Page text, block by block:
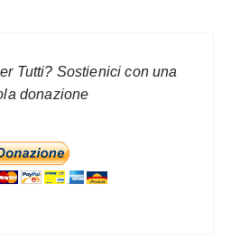
Tutti? Sostienici con una
donazione